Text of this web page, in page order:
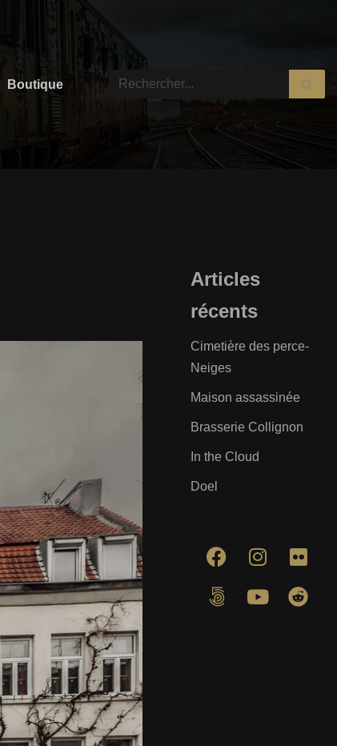
Boutique
Articles
récents
Cimetière des perce-
Neiges
Maison assassinée
Brasserie Collignon
In the Cloud
Doel